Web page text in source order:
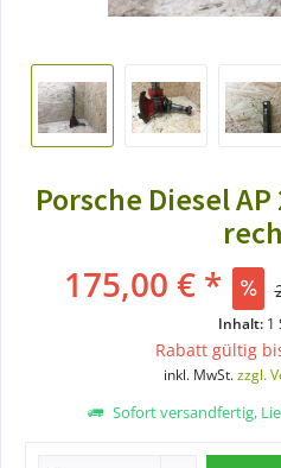
Porsche Diesel
175,00 € *
Inhalt: 1
Rabatt gültig
inkl. MwSt.zzgl.
Sofort versandfertig,